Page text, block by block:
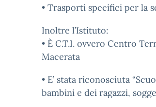
• Trasporti specifici per la
Inoltre l’Istituto:
• È C.T.I. ovvero Centro
Macerata
• E’ stata riconosciuta
bambini e dei ragazzi,